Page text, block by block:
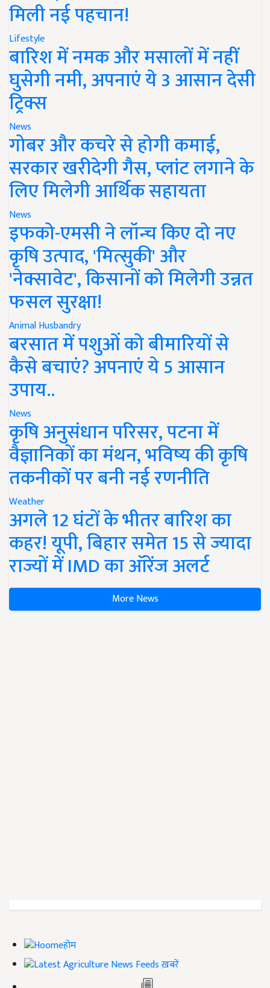
मिली नई पहचान!
Lifestyle
बारिश में नमक और मसालों में नहीं
घुसेगी नमी, अपनाएं ये 3 आसान देसी
ट्रिक्स
News
गोबर और कचरे से होगी कमाई,
सरकार खरीदेगी गैस, प्लांट लगाने के
लिए मिलेगी आर्थिक सहायता
News
इफको-एमसी ने लॉन्च किए दो नए
कृषि उत्पाद, 'मित्सुकी' और
'नेक्सावेट', किसानों को मिलेगी उन्नत
फसल सुरक्षा!
Animal Husbandry
बरसात में पशुओं को बीमारियों से
कैसे बचाएं? अपनाएं ये 5 आसान
उपाय..
News
कृषि अनुसंधान परिसर, पटना में
वैज्ञानिकों का मंथन, भविष्य की कृषि
तकनीकों पर बनी नई रणनीति
Weather
अगले 12 घंटों के भीतर बारिश का
कहर! यूपी, बिहार समेत 15 से ज्यादा
राज्यों में IMD का ऑरेंज अलर्ट
More News
होम
ख़बरें